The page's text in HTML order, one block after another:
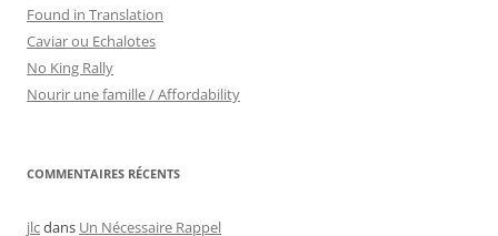
Found in Translation
Caviar ou Echalotes
No King Rally
Nourir une famille / Affordability
COMMENTAIRES RÉCENTS
jlcdans Un Nécessaire Rappel